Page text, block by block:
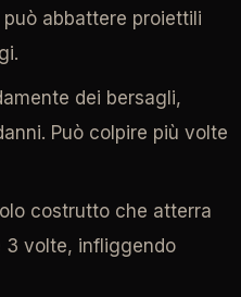
abbattere proiettili
dei bersagli,
Può colpire più volte
costrutto che atterra
3 volte, infliggendo